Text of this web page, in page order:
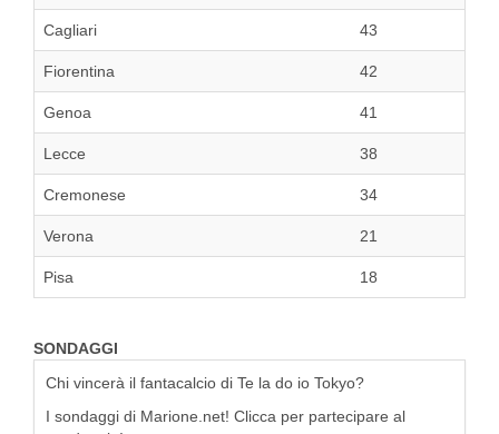
Cagliari 43
Fiorentina 42
Genoa 41
Lecce 38
Cremonese 34
Verona 21
Pisa 18
SONDAGGI
Chi vincerà il fantacalcio di Te la do io Tokyo?
I sondaggi di Marione.net! Clicca per partecipare al